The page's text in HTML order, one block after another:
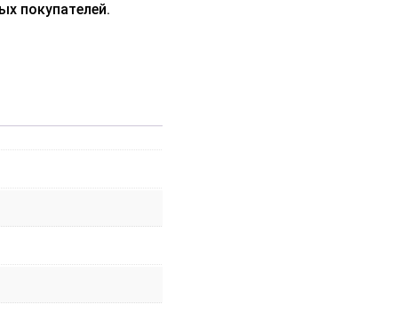
покупателей.